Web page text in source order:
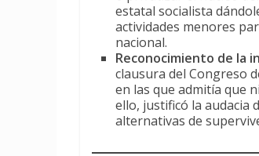
estatal socialista
actividades menores
nacional.
Reconocimiento de la
clausura del Congreso
en las que admitía que
ello, justificó la audacia
alternativas de